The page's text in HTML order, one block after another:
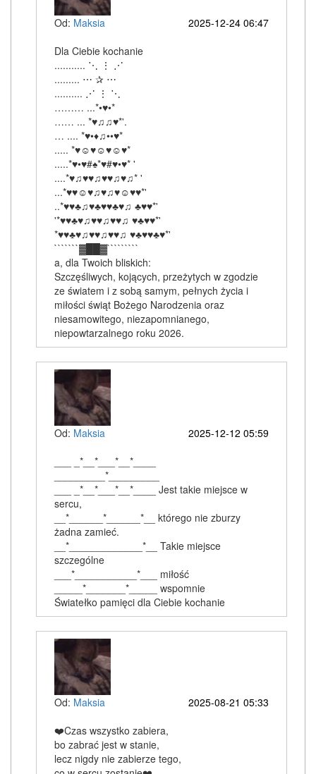
Od: Maksia
2025-12-24 06:47
Dla Ciebie kochanie
........... ⋱ ⋮ ⋰
......... ⋯ ✰ ⋯
.......... ⋰ ⋮ ⋱
……… ...*•♥•*
…… ... *♥♫♫♥*'.
… .... *♥•♦♫••♥*
..... *♥☺♥☺♥☺♥*
.....*♥•♥#♠*♥#♥•♥* '
....*♥♫♥♥♫♥♥♫♥♫* '
...*♥♥☺♥♫♥♫♥☺♥♥*'
..*♥♥♣♫♥♣♥♥♣♥♫ ♣♥♥*'
'*♥♥♣♥♫♥♥♫♥♥♫ ♥♣♥♥*'
*♥♥♣♥♫♥♥♫♥♥♫ ♥♣♥♥♣♥*'
```````▓██▓`````````
a, dla Twoich bliskich:
Szczęśliwych, kojących, przeżytych w zgodzie
ze światem i z sobą samym, pełnych życia i
miłości świąt Bożego Narodzenia oraz
niesamowitego, niezapomnianego,
niepowtarzalnego roku 2026.
Od: Maksia
2025-12-12 05:59
___ _*__*___*__*____
_________*_________
___ _*__*___*__*____ Jest takie miejsce w
sercu,
__*______*______*__ którego nie zburzy
żadna zamieć.
__*_____________*__ Takie miejsce
szczególne
___*___________*___ miłość
_____*_______*_____ wspomnie
Światełko pamięci dla Ciebie kochanie
Od: Maksia
2025-08-21 05:33
❤️Czas wszystko zabiera,
bo zabrać jest w stanie,
lecz nigdy nie zabierze tego,